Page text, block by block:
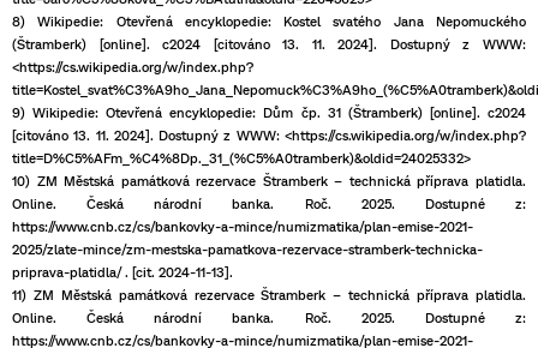
8) Wikipedie: Otevřená encyklopedie: Kostel svatého Jana Nepomuckého
(Štramberk) [online]. c2024 [citováno 13. 11. 2024]. Dostupný z WWW:
<https://cs.wikipedia.org/w/index.php?
9) Wikipedie: Otevřená encyklopedie: Dům čp. 31 (Štramberk) [online]. c2024
[citováno 13. 11. 2024]. Dostupný z WWW: <https://cs.wikipedia.org/w/index.php?
title=D%C5%AFm_%C4%8Dp._31_(%C5%A0tramberk)&oldid=24025332>
10) ZM Městská památková rezervace Štramberk – technická příprava platidla.
Online. Česká národní banka. Roč. 2025. Dostupné z:
https://www.cnb.cz/cs/bankovky-a-mince/numizmatika/plan-emise-2021-
2025/zlate-mince/zm-mestska-pamatkova-rezervace-stramberk-technicka-
priprava-platidla/ . [cit. 2024-11-13].
11) ZM Městská památková rezervace Štramberk – technická příprava platidla.
Online. Česká národní banka. Roč. 2025. Dostupné z:
https://www.cnb.cz/cs/bankovky-a-mince/numizmatika/plan-emise-2021-